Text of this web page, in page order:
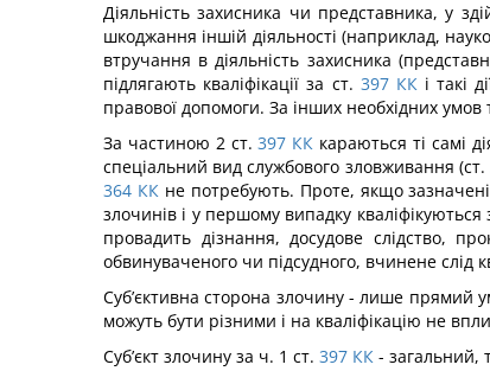
Діяльність захисника чи представника, у
шкоджання іншій діяльності (наприклад,
втру­чання в діяльність захисника
підлягають кваліфікації за ст. 397 ККі такі
правової допомоги. За інших необхідних умов
За частиною 2 ст. 397 КК караються ті самі
спеціальний вид службового зловживання (ст.
364 ККне потребують. Проте, якщо зазначені
злочинів і у першому випадку
провадить дізнання, досудове слідство,
обвинуваченого чи підсудного, вчинене слід
Суб’єктивна сторона злочину - лише прямий
можуть бути різними і на кваліфікацію не
Суб’єкт злочину за ч. 1 ст. 397 КК - загальний,